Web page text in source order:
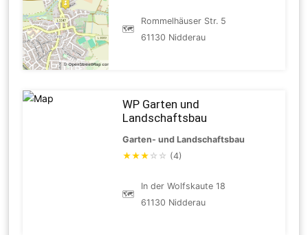
🗺
Rommelhäuser Str. 5
61130 Nidderau
WP Garten und
Landschaftsbau
Garten- und Landschaftsbau
★★★ ☆ ☆ (4)
🗺
In der Wolfskaute 18
61130 Nidderau